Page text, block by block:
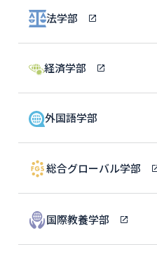
法学部
経済学部
外国語学部
総合グローバル学部
国際教養学部